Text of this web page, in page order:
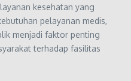
kesehatan yang
pelayanan medis,
menjadi faktor penting
terhadap fasilitas